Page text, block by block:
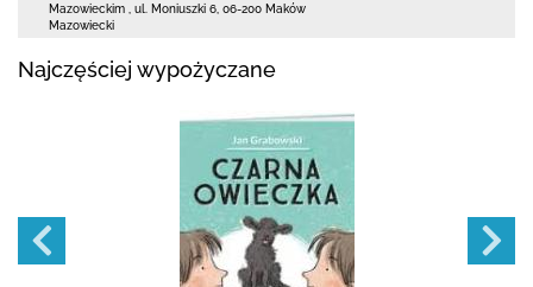
Mazowieckim
ul. Moniuszki 6 06-200 Maków
Mazowiecki
Najczęściej wypożyczane